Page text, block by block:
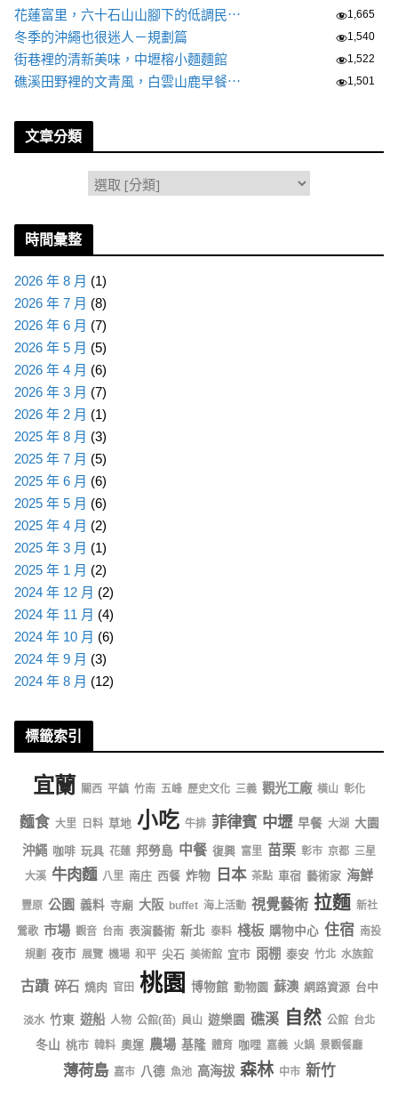
花蓮富里，六十石山山腳下的低調民⋯ 1,665
冬季的沖繩也很迷人－規劃篇 1,540
街巷裡的清新美味，中壢榕小麵麵館 1,522
礁溪田野裡的文青風，白雲山鹿早餐⋯ 1,501
文章分類
分
時間彙整
2026 年 8 月 (1)
2026 年 7 月 (8)
2026 年 6 月 (7)
2026 年 5 月 (5)
2026 年 4 月 (6)
2026 年 3 月 (7)
2026 年 2 月 (1)
2025 年 8 月 (3)
2025 年 7 月 (5)
2025 年 6 月 (6)
2025 年 5 月 (6)
2025 年 4 月 (2)
2025 年 3 月 (1)
2025 年 1 月 (2)
2024 年 12 月 (2)
2024 年 11 月 (4)
2024 年 10 月 (6)
2024 年 9 月 (3)
2024 年 8 月 (12)
標籤索引
宜蘭 關西 平鎮 竹南 五峰 歷史文化 三義 觀光工廠 橫山 彰化
麵食 大里 日料 草地 小吃 牛排 菲律賓 中壢 早餐 大湖 大園
沖繩 咖啡 玩具 花蓮 邦勞島 中餐 復興 富里 苗栗 彰市 京都 三星
大溪 牛肉麵 八里 南庄 西餐 炸物 日本 茶點 車宿 藝術家 海鮮
豐原 公園 義料 寺廟 大阪 buffet 海上活動 視覺藝術 拉麵 新社
鶯歌 市場 觀音 台南 表演藝術 新北 泰料 棧板 購物中心 住宿 南投
規劃
夜市 展覽 機場 和平 尖石 美術館 宜市 雨棚 泰安 竹北 水族館
古蹟 碎石 燒肉 官田 桃園 博物館 動物園 蘇澳 網路資源 台中
淡水 竹東 遊船 人物 公館(苗) 員山 遊樂園 礁溪 自然 公館 台北
冬山 桃市 韓料 奧運 農場 基隆 體育 咖哩 嘉義 火鍋 景觀餐廳
薄荷島 嘉市 八德 魚池 高海拔 森林 中市 新竹